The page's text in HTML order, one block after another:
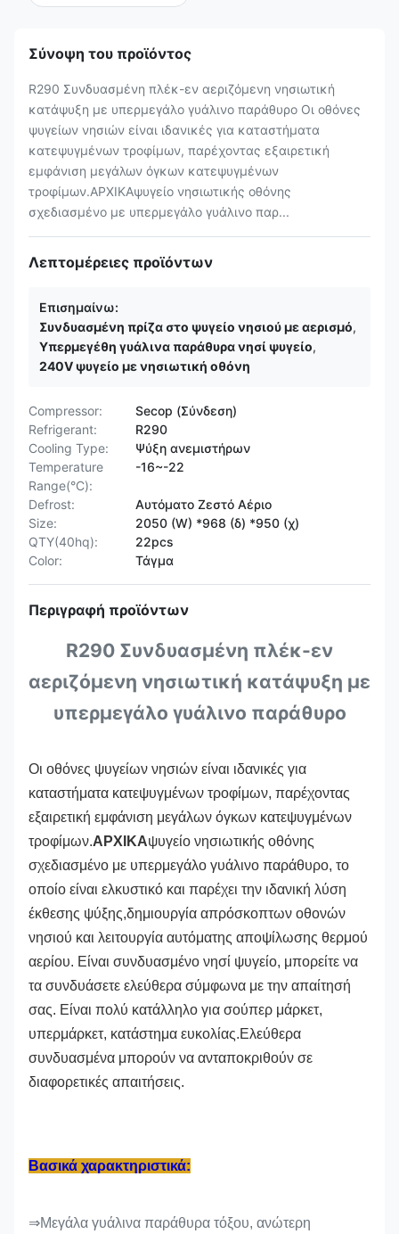
Σύνοψη του προϊόντος
R290 Συνδυασμένη πλέκ-εν αεριζόμενη νησιωτική
κατάψυξη με υπερμεγάλο γυάλινο παράθυρο Οι οθόνες
ψυγείων νησιών είναι ιδανικές για καταστήματα
κατεψυγμένων τροφίμων, παρέχοντας εξαιρετική
εμφάνιση μεγάλων όγκων κατεψυγμένων
τροφίμων.ΑΡΧΙΚΑψυγείο νησιωτικής οθόνης
σχεδιασμένο με υπερμεγάλο γυάλινο παρ...
Λεπτομέρειες προϊόντων
Επισημαίνω:
Συνδυασμένη πρίζα στο ψυγείο νησιού με αερισμό,
Υπερμεγέθη γυάλινα παράθυρα νησί ψυγείο,
240V ψυγείο με νησιωτική οθόνη
Compressor:
Secop (Σύνδεση)
Refrigerant:
R290
Cooling Type:
Ψύξη ανεμιστήρων
Temperature
Range(°C):
-16~-22
Defrost:
Αυτόματο Ζεστό Αέριο
Size:
2050 (W) *968 (δ) *950 (χ)
QTY(40hq):
22pcs
Color:
Τάγμα
Περιγραφή προϊόντων
R290 Συνδυασμένη πλέκ-εν
αεριζόμενη νησιωτική κατάψυξη με
υπερμεγάλο γυάλινο παράθυρο
Οι οθόνες ψυγείων νησιών είναι ιδανικές για
καταστήματα κατεψυγμένων τροφίμων, παρέχοντας
εξαιρετική εμφάνιση μεγάλων όγκων κατεψυγμένων
τροφίμων.ΑΡΧΙΚΑψυγείο νησιωτικής οθόνης
σχεδιασμένο με υπερμεγάλο γυάλινο παράθυρο, το
οποίο είναι ελκυστικό και παρέχει την ιδανική λύση
έκθεσης ψύξης,δημιουργία απρόσκοπτων οθονών
νησιού και λειτουργία αυτόματης αποψίλωσης θερμού
αερίου. Είναι συνδυασμένο νησί ψυγείο, μπορείτε να
τα συνδυάσετε ελεύθερα σύμφωνα με την απαίτησή
σας. Είναι πολύ κατάλληλο για σούπερ μάρκετ,
υπερμάρκετ, κατάστημα ευκολίας.Ελεύθερα
συνδυασμένα μπορούν να ανταποκριθούν σε
διαφορετικές απαιτήσεις.
Βασικά χαρακτηριστικά:
⇒Μεγάλα γυάλινα παράθυρα τόξου, ανώτερη